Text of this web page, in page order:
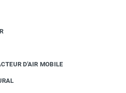
D'AIR MOBILE